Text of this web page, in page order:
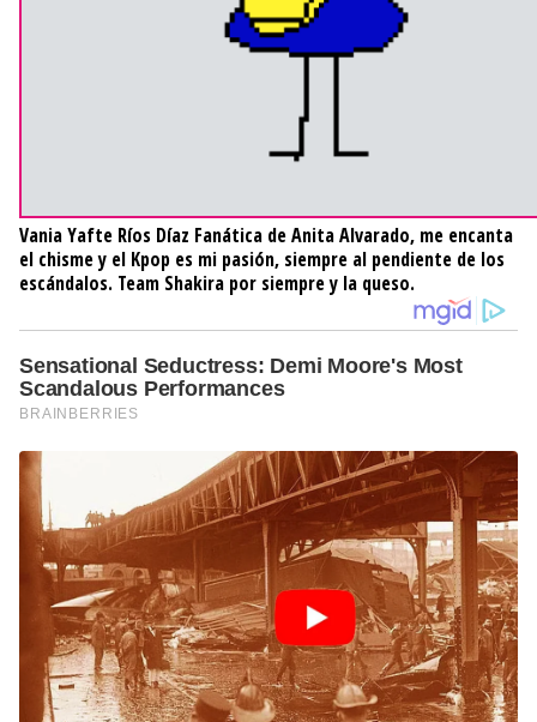
Vania Yafte Ríos Díaz Fanática de Anita Alvarado, me encanta
el chisme y el Kpop es mi pasión, siempre al pendiente de los
escándalos. Team Shakira por siempre y la queso.